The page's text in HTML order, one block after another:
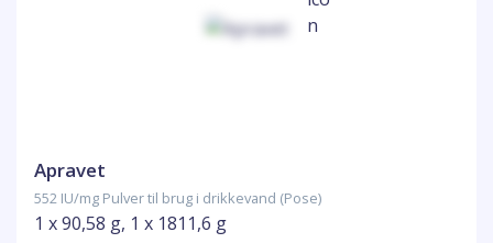
Apravet
552 IU/mg Pulver til brug i drikkevand (Pose)
1 x 90,58 g, 1 x 1811,6 g